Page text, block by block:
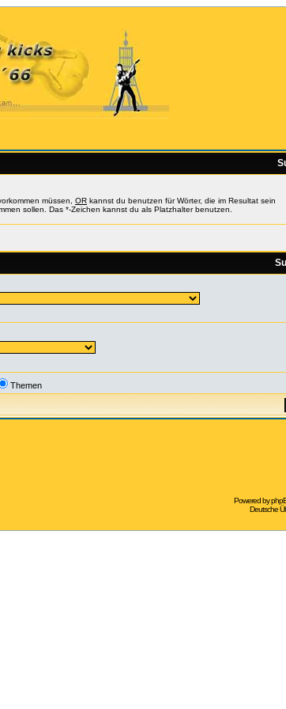
müssen, OR kannst du benutzen für Wörter, die im Resultat sein
sollen. Das *-Zeichen kannst du als Platzhalter benutzen.
Themen
Powered by
Deutsche